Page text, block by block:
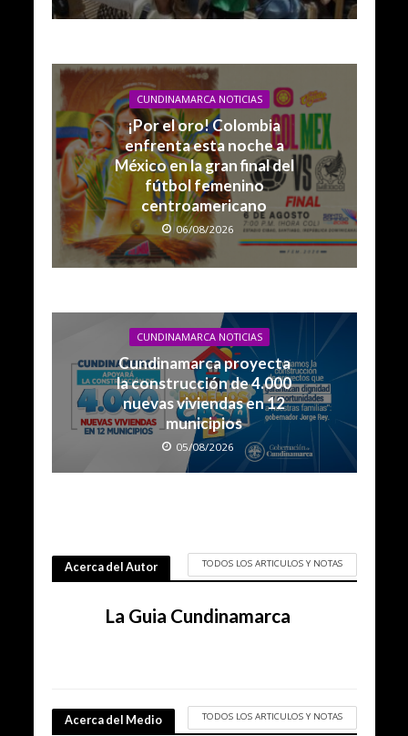
CUNDINAMARCA NOTICIAS
¡Por el oro! Colombia
enfrenta esta noche a
México en la gran final del
fútbol femenino
centroamericano
06/08/2026
CUNDINAMARCA NOTICIAS
Cundinamarca proyecta
la construcción de 4.000
nuevas viviendas en 12
municipios
05/08/2026
Acerca del Autor TODOS LOS ARTICULOS Y NOTAS
La Guia Cundinamarca
Acerca del Medio TODOS LOS ARTICULOS Y NOTAS